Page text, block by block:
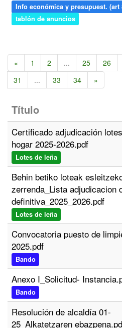
Info económica y presupuest. (art
tablón de anuncios
« 1 2 ... 25 26
31
... 33 34 »
Título
Certificado adjudicación
hogar 2025-2026.pdf
Lotes de leña
Behin betiko loteak
zerrenda_Lista adjudicacion
definitiva_2025_2026.pdf
Lotes de leña
Convocatoria puesto de
2025.pdf
Bando
Anexo I_Solicitud-
Bando
Resolución de alcaldía 01-
25_Alkatetzaren